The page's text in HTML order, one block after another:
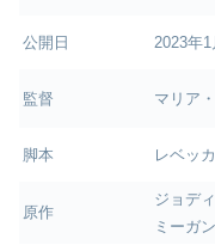
公開日 2023年1
監督 マリア
脚本 レベッ
原作
ジョデ
ミーガ